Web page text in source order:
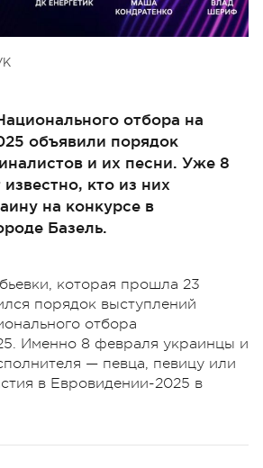
отбора на
объявили порядок
и их песни. Уже 8
кто из них
на конкурсе в
Базель.
которая прошла 23
порядок выступлений
отбора
Именно 8 февраля украинцы и
— певца, певицу или
в Евровидении-2025 в